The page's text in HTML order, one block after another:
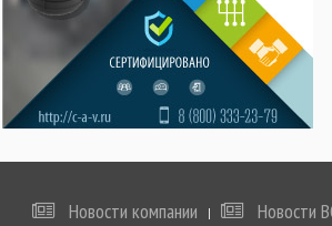
Кабель содержит от 6-ти до 24-х
буферном покрытии внешним
свиты вокруг диэлектрического
элемента. Каждое волокно имеет
кабелях емкостью более 24-х
упрочняющими арамидными нитями и
Новости компании Новости